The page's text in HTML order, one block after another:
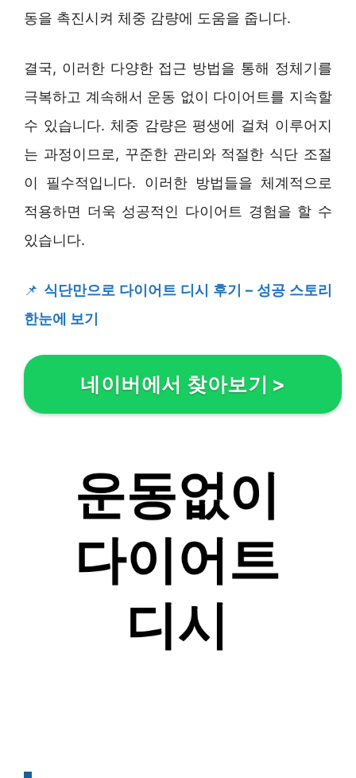
동을 촉진시켜 체중 감량에 도움을 줍니다.
결국, 이러한 다양한 접근 방법을 통해 정체기를
극복하고 계속해서 운동 없이 다이어트를 지속할
수 있습니다. 체중 감량은 평생에 걸쳐 이루어지
는 과정이므로, 꾸준한 관리와 적절한 식단 조절
이 필수적입니다. 이러한 방법들을 체계적으로
적용하면 더욱 성공적인 다이어트 경험을 할 수
있습니다.
📌 식단만으로 다이어트 디시 후기 – 성공 스토리
한눈에 보기
네이버에서 찾아보기 >